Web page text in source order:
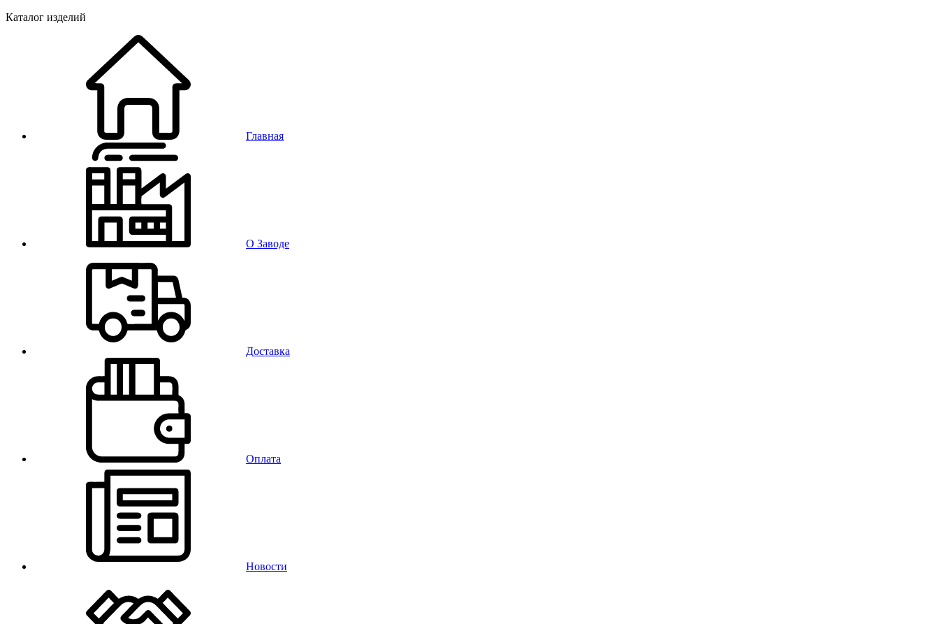
Каталог изделий
Главная
О Заводе
Доставка
Оплата
Новости